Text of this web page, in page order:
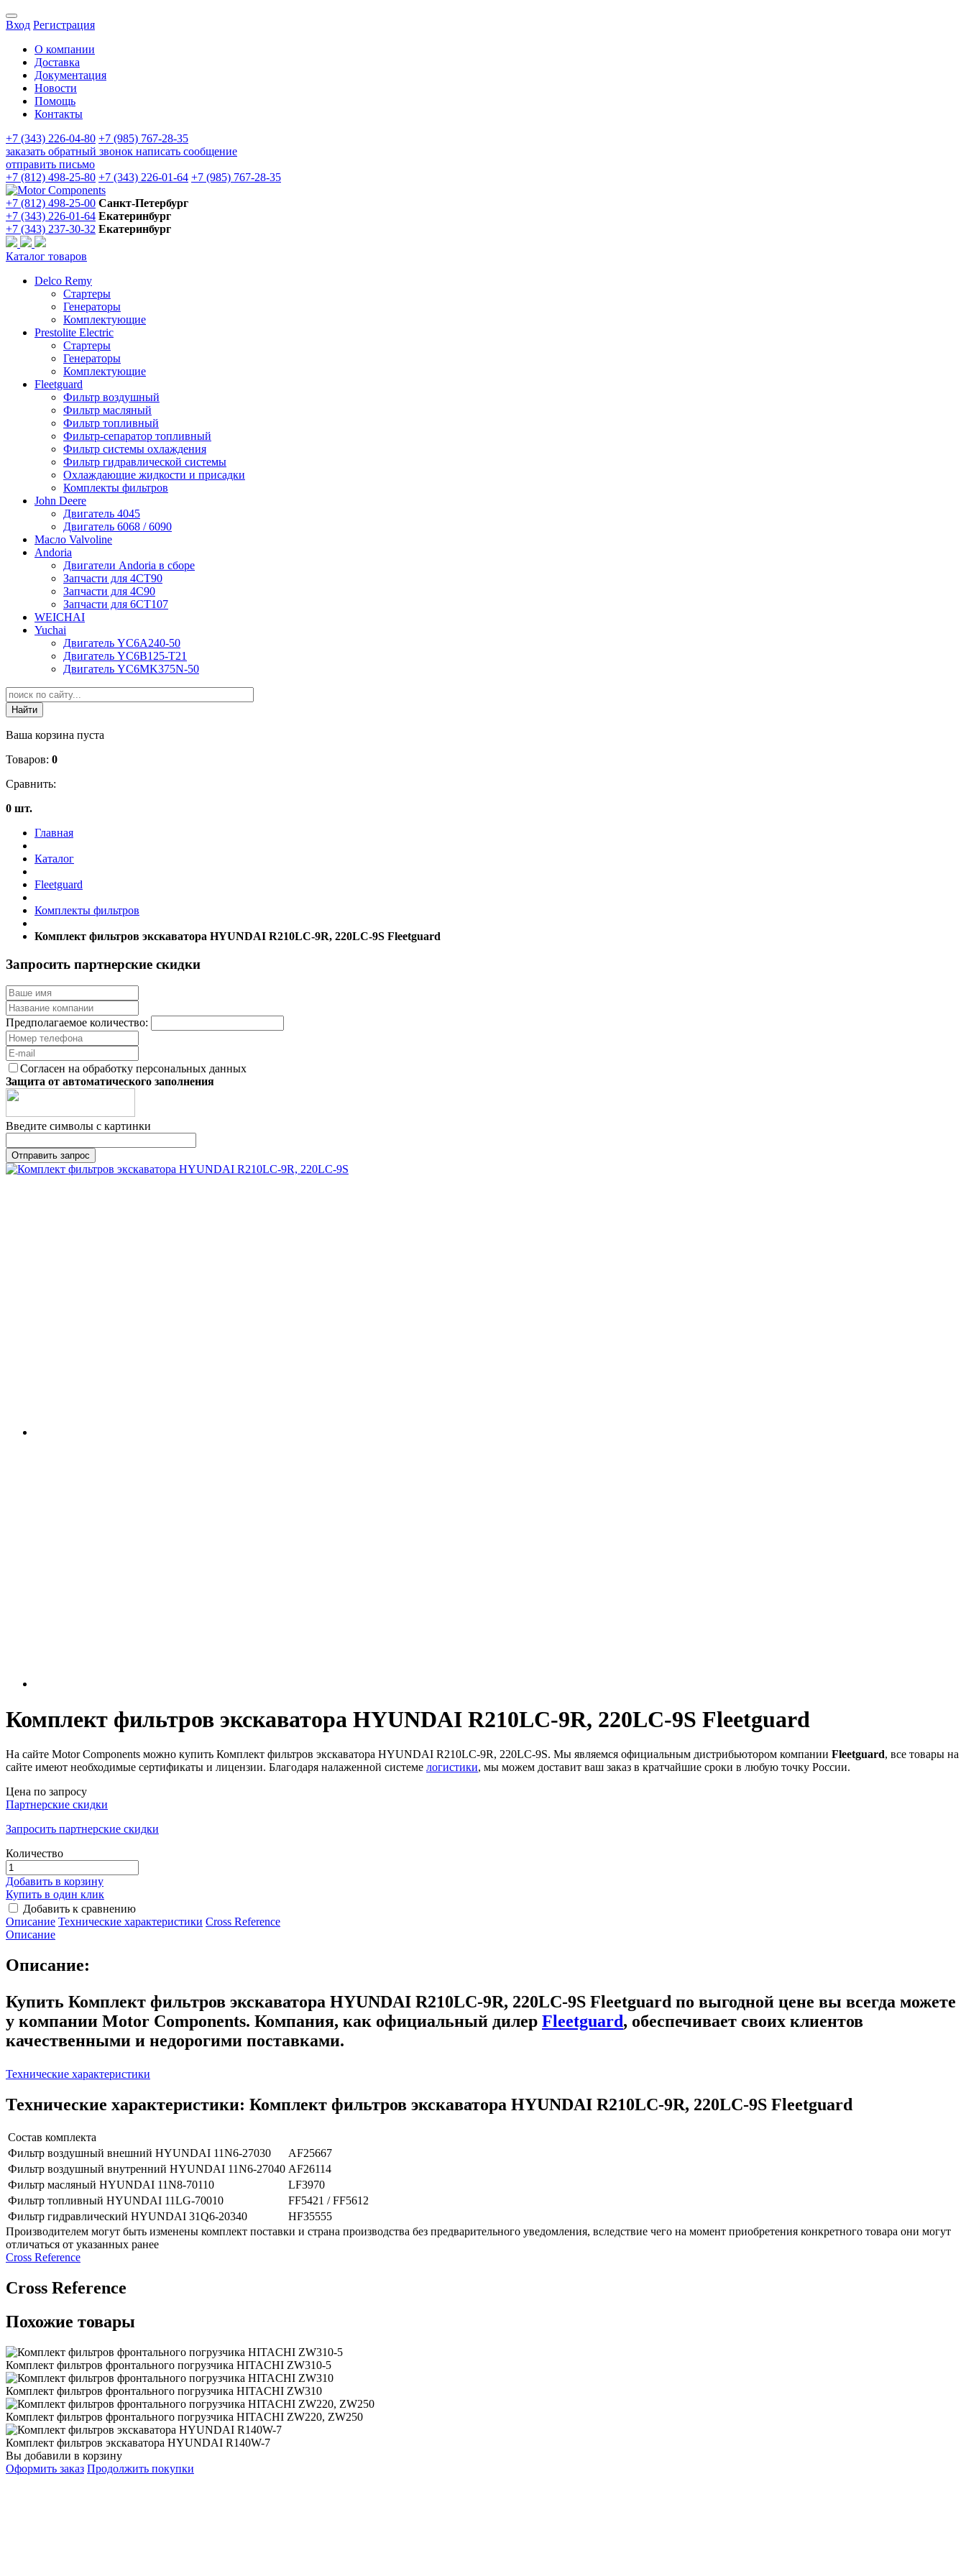
Вход Регистрация
О компании
Доставка
Документация
Новости
Помощь
Контакты
+7 (343) 226-04-80 +7 (985) 767-28-35
заказать обратный звонок написать сообщение
отправить письмо
+7 (812) 498-25-80 +7 (343) 226-01-64 +7 (985) 767-28-35
+7 (812) 498-25-00 Санкт-Петербург
+7 (343) 226-01-64 Екатеринбург
+7 (343) 237-30-32 Екатеринбург
Каталог товаров
Delco Remy
Стартеры
Генераторы
Комплектующие
Prestolite Electric
Стартеры
Генераторы
Комплектующие
Fleetguard
Фильтр воздушный
Фильтр масляный
Фильтр топливный
Фильтр-сепаратор топливный
Фильтр системы охлаждения
Фильтр гидравлической системы
Охлаждающие жидкости и присадки
Комплекты фильтров
John Deere
Двигатель 4045
Двигатель 6068 / 6090
Масло Valvoline
Andoria
Двигатели Andoria в сборе
Запчасти для 4CT90
Запчасти для 4С90
Запчасти для 6CT107
WEICHAI
Yuchai
Двигатель YC6A240-50
Двигатель YC6B125-T21
Двигатель YC6MK375N-50
Ваша корзина пуста
Товаров: 0
Сравнить:
0 шт.
Главная
Каталог
Fleetguard
Комплекты фильтров
Комплект фильтров экскаватора HYUNDAI R210LC-9R, 220LC-9S Fleetguard
Запросить партнерские скидки
Предполагаемое количество:
Согласен на обработку персональных данных
Защита от автоматического заполнения
Введите символы с картинки
Комплект фильтров экскаватора HYUNDAI R210LC-9R, 220LC-9S Fleetguard
На сайте Motor Components можно купить Комплект фильтров экскаватора HYUNDAI R210LC-9R, 220LC-9S. Мы являемся официальным дистрибьютором компании Fleetguard, все товары на
сайте имеют необходимые сертификаты и лицензии. Благодаря налаженной системе логистики, мы можем доставит ваш заказ в кратчайшие сроки в любую точку России.
Цена по запросу
Партнерские скидки
Запросить партнерские скидки
Количество
Добавить в корзину
Купить в один клик
Добавить к сравнению
Описание Технические характеристики Сross Reference
Описание
Описание:
Купить Комплект фильтров экскаватора HYUNDAI R210LC-9R, 220LC-9S Fleetguard по выгодной цене вы всегда можете
у компании Motor Components. Компания, как официальный дилер Fleetguard, обеспечивает своих клиентов
качественными и недорогими поставками.
Технические характеристики
Технические характеристики: Комплект фильтров экскаватора HYUNDAI R210LC-9R, 220LC-9S Fleetguard
Состав комплекта
Фильтр воздушный внешний HYUNDAI 11N6-27030
AF25667
Фильтр воздушный внутренний HYUNDAI 11N6-27040 AF26114
Фильтр масляный HYUNDAI 11N8-70110
LF3970
Фильтр топливный HYUNDAI 11LG-70010
FF5421 / FF5612
Фильтр гидравлический HYUNDAI 31Q6-20340
HF35555
Производителем могут быть изменены комплект поставки и страна производства без предварительного уведомления, вследствие чего на момент приобретения конкретного товара они могут
отличаться от указанных ранее
Сross Reference
Сross Reference
Похожие товары
Комплект фильтров фронтального погрузчика HITACHI ZW310-5
Комплект фильтров фронтального погрузчика HITACHI ZW310
Комплект фильтров фронтального погрузчика HITACHI ZW220, ZW250
Комплект фильтров экскаватора HYUNDAI R140W-7
Вы добавили в корзину
Оформить заказ Продолжить покупки